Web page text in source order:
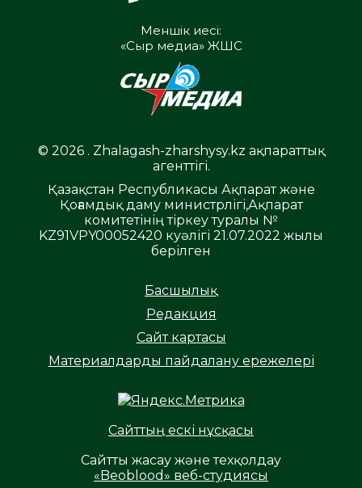
Меншік иесі:
«Сыр медиа» ЖШС
© 2026 . Zhalagash-zharshysy.kz ақпараттық
агенттігі.
Қазақстан Республикасы Ақпарат және
Қоғамдық даму министрлігі,Ақпарат
комитетінің тіркеу туралы №
KZ91VPY00052420 куәлігі 21.07.2022 жылы
берілген
Басшылық
Редакция
Сайт картасы
Материалдарды пайдалану ережелері
Сайттың ескі нұсқасы
Сайтты жасау және техқолдау
«Beoblood» веб-студиясы